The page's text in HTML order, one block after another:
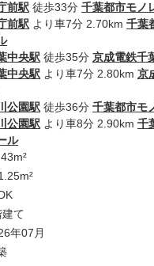
前駅 徒歩33分 千葉都市モノ
前駅 より車7分 2.70km 千葉
中央駅 徒歩35分 京成電鉄千
中央駅 より車7分 2.80km 京
公園駅 徒歩36分 千葉都市モ
公園駅 より車8分 2.90km 千
ル
建て
年07月